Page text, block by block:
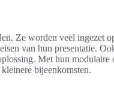
Ze worden veel ingezet
van hun presentatie.
Met hun modulaire
bijeenkomsten.